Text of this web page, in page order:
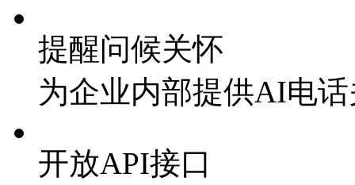
提醒问候关怀
为企业内部提供AI电
开放API接口